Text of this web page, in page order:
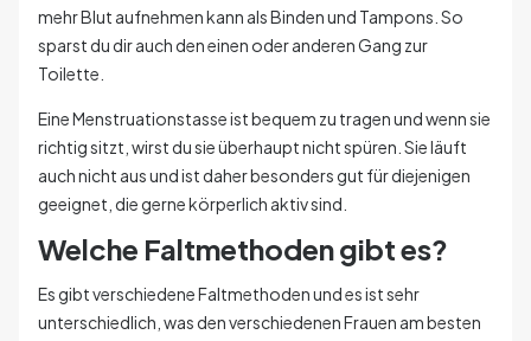
mehr Blut aufnehmen kann als Binden und Tampons. So
sparst du dir auch den einen oder anderen Gang zur
Toilette.
Eine Menstruationstasse ist bequem zu tragen und wenn sie
richtig sitzt, wirst du sie überhaupt nicht spüren. Sie läuft
auch nicht aus und ist daher besonders gut für diejenigen
geeignet, die gerne körperlich aktiv sind.
Welche Faltmethoden gibt es?
Es gibt verschiedene Faltmethoden und es ist sehr
unterschiedlich, was den verschiedenen Frauen am besten